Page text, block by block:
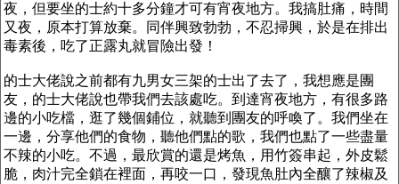
夜，但要坐的士約十多分鐘才可有宵夜地方。我搞肚痛，時間
又夜，原本打算放棄。同伴興致勃勃，不忍掃興，於是在排出
毒素後，吃了正露丸就冒險出發！
的士大佬說之前都有九男女三架的士出了去了，我想應是團
友，的士大佬說也帶我們去該處吃。到達宵夜地方，有很多路
邊的小吃檔，逛了幾個鋪位，就聽到團友的呼喚了。我們坐在
一邊，分享他們的食物，聽他們點的歌，我們也點了一些盡量
不辣的小吃。不過，最欣賞的還是烤魚，用竹簽串起，外皮鬆
脆，肉汁完全鎖在裡面，再咬一口，發現魚肚內全釀了辣椒及